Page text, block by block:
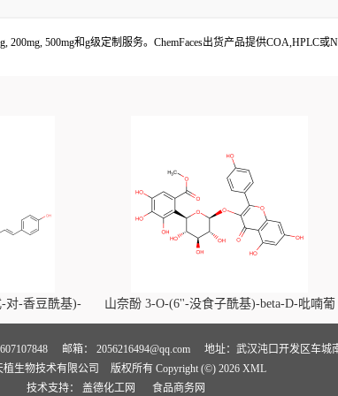
500mg和g级定制服务。ChemFaces出货产品提供COA,HPLC或
对-香豆酰基)-
3-O-
beta-D-
:121651-61-4
山奈酚 3-O-(6''-没食子酰基)-beta-D-吡喃葡
萄糖苷价格, Kaempferol 3-O-(6''-galloyl)-
beta-D-glucopyranoside对照品, CAS
号:56317-05-6
邮箱： 2056216494@qq.com
地址：武汉沌口开发区车城
植生物技术有限公司
版权所有 Copyright (©) 2026 XML
技术支持： 盖德化工网 食品商务网